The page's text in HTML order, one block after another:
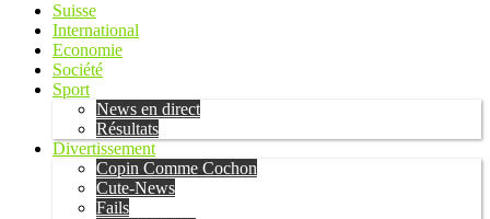
Suisse
International
Economie
Société
Sport
News en direct
Résultats
Divertissement
Copin Comme Cochon
Cute-News
Fails